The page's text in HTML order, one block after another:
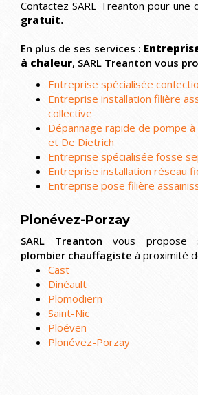
Contactez SARL Treanton pour une
gratuit.
En plus de ses services :
à chaleur, SARL Treanton vous
Entreprise spécialisée
Entreprise installation filière
collective
Dépannage rapide de pompe à
et De Dietrich
Entreprise spécialisée fosse
Entreprise installation réseau
Entreprise pose filière
Plonévez-Porzay
SARL Treanton vous propose
plombier chauffagiste à proximité
Cast
Dinéault
Plomodiern
Saint-Nic
Ploéven
Plonévez-Porzay